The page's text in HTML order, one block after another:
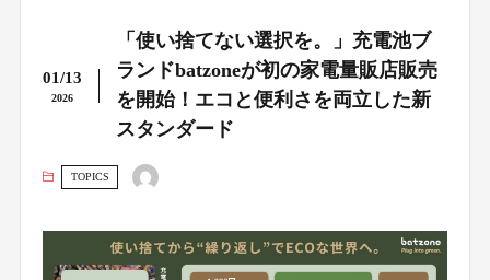
01/13
2026
「使い捨てない選択を。」充電池ブ
ランドbatzoneが初の家電量販店販売
を開始！エコと便利さを両立した新
スタンダード
TOPICS